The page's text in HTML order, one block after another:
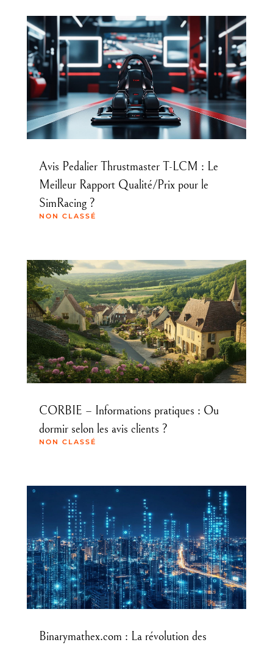
Avis Pedalier Thrustmaster T-LCM : Le
Meilleur Rapport Qualité/Prix pour le
SimRacing ?
NON CLASSÉ
CORBIE – Informations pratiques : Ou
dormir selon les avis clients ?
NON CLASSÉ
Binarymathex.com : La révolution des